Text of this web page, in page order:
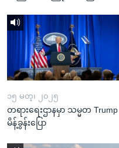
၁၅ မတ္၊ ၂၀၂၅
တရားရေးဌာနမှာ သမ္မတ Trump
မိန့်ခွန်းပြော